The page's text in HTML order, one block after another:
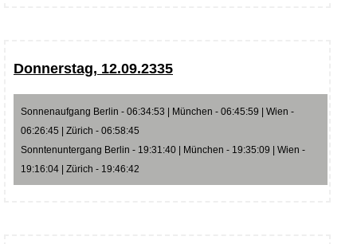
Donnerstag, 12.09.2335
Sonnenaufgang Berlin - 06:34:53 | München - 06:45:59 | Wien -
06:26:45 | Zürich - 06:58:45
Sonntenuntergang Berlin - 19:31:40 | München - 19:35:09 | Wien -
19:16:04 | Zürich - 19:46:42